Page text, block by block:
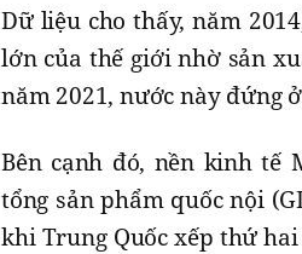
Dữ liệu cho thấy, năm
lớn của thế giới nhờ sản
năm 2021, nước này đứng
Bên cạnh đó, nền kinh tế
tổng sản phẩm quốc nội
khi Trung Quốc xếp thứ